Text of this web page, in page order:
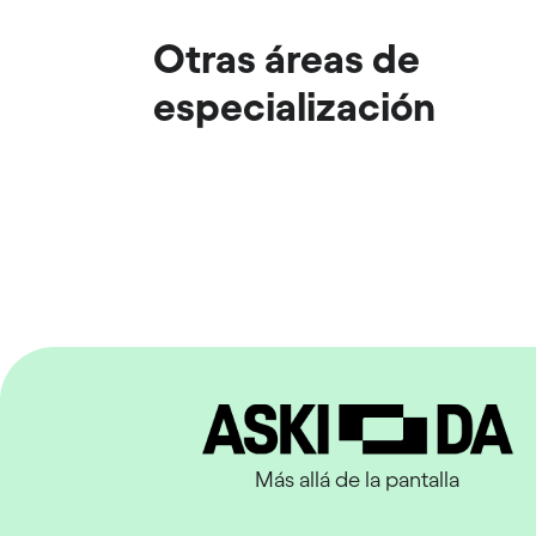
Otras áreas de
especialización
Más allá de la pantalla